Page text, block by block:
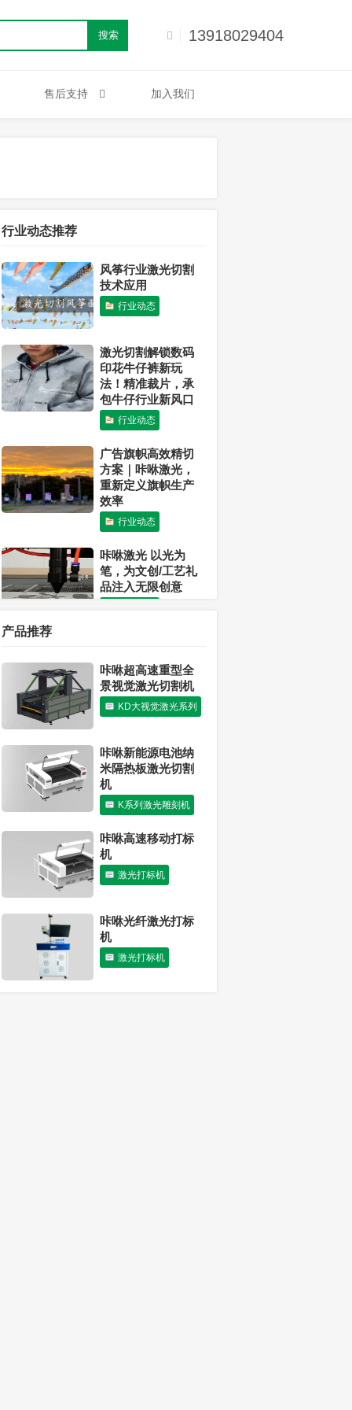
13918029404
搜索
售后支持 加入我们
行业动态推荐
风筝行业激光切割
技术应用
行业动态
激光切割解锁数码
印花牛仔裤新玩
法！精准裁片，承
包牛仔行业新风口
行业动态
广告旗帜高效精切
方案｜咔咻激光，
重新定义旗帜生产
效率
行业动态
咔咻激光 以光为
笔，为文创/工艺礼
品注入无限创意
行业动态
行业动态
产品推荐
咔咻超高速重型全
景视觉激光切割机
KD大视觉激光系列
咔咻新能源电池纳
米隔热板激光切割
机
K系列激光雕刻机
咔咻高速移动打标
机
激光打标机
咔咻光纤激光打标
机
激光打标机